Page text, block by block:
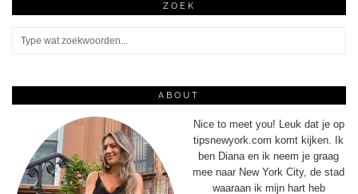
ZOEK
ABOUT
Nice to meet you! Leuk dat je op
tipsnewyork.com komt kijken. Ik
ben Diana en ik neem je graag
mee naar New York City, de stad
waaraan ik mijn hart heb